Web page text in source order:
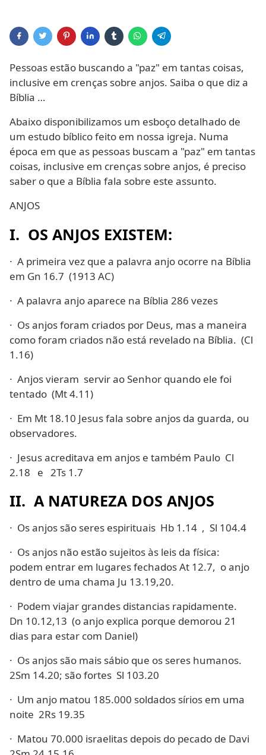
Pessoas estão buscando a "paz" em tantas coisas,
inclusive em crenças sobre anjos. Saiba o que diz a
Bíblia …
Abaixo disponibilizamos um esboço detalhado de
um estudo bíblico feito em nossa igreja. Numa
época em que as pessoas buscam a "paz" em tantas
coisas, inclusive em crenças sobre anjos, é preciso
saber o que a Bíblia fala sobre este assunto.
ANJOS
I. OS ANJOS EXISTEM:
· A primeira vez que a palavra anjo ocorre na Bíblia
em Gn 16.7 (1913 AC)
· A palavra anjo aparece na Bíblia 286 vezes
· Os anjos foram criados por Deus, mas a maneira
como foram criados não está revelado na Bíblia. (Cl
1.16)
· Anjos vieram servir ao Senhor quando ele foi
tentado (Mt 4.11)
· Em Mt 18.10 Jesus fala sobre anjos da guarda, ou
observadores.
· Jesus acreditava em anjos e também Paulo Cl
2.18 e 2Ts 1.7
II. A NATUREZA DOS ANJOS
· Os anjos são seres espirituais Hb 1.14 , Sl 104.4
· Os anjos não estão sujeitos às leis da física:
podem entrar em lugares fechados At 12.7, o anjo
dentro de uma chama Ju 13.19,20.
· Podem viajar grandes distancias rapidamente.
Dn 10.12,13 (o anjo explica porque demorou 21
dias para estar com Daniel)
· Os anjos são mais sábio que os seres humanos.
2Sm 14.20; são fortes Sl 103.20
· Um anjo matou 185.000 soldados sírios em uma
noite 2Rs 19.35
· Matou 70.000 israelitas depois do pecado de Davi